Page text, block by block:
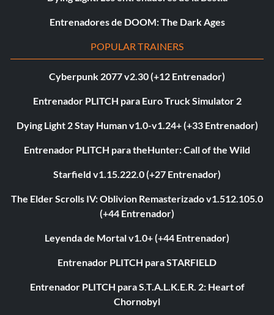
Entrenadores de DOOM: The Dark Ages
POPULAR TRAINERS
Cyberpunk 2077 v2.30 (+12 Entrenador)
Entrenador PLITCH para Euro Truck Simulator 2
Dying Light 2 Stay Human v1.0-v1.24+ (+33 Entrenador)
Entrenador PLITCH para theHunter: Call of the Wild
Starfield v1.15.222.0 (+27 Entrenador)
The Elder Scrolls IV: Oblivion Remasterizado v1.512.105.0
(+44 Entrenador)
Leyenda de Mortal v1.0+ (+44 Entrenador)
Entrenador PLITCH para STARFIELD
Entrenador PLITCH para S.T.A.L.K.E.R. 2: Heart of
Chornobyl